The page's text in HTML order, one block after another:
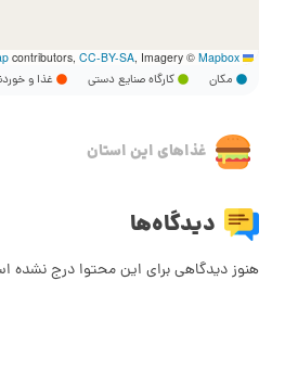
Leaflet
contributors, CC-BY-SA, Imagery © Mapbox
مکان کارگاه صنایع دستی غذا و
غذاهای این استان
دیدگاه‌ها
هنوز دیدگاهی برای این محتوا درج نشده